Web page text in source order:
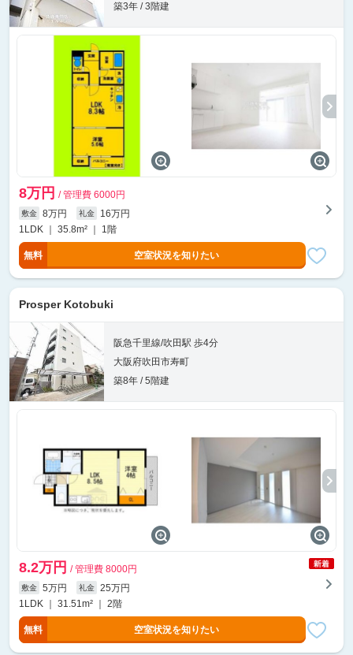
築3年 / 3階建
8万円 / 管理費 6000円
敷金 8万円 礼金
16万円
1LDK ｜ 35.8m² ｜ 1階
無料 空室状況を知りたい
Prosper Kotobuki
阪急千里線/吹田駅 歩4分
大阪府吹田市寿町
築8年 / 5階建
8.2万円 / 管理費 8000円
敷金 5万円 礼金
25万円
1LDK ｜ 31.51m² ｜ 2階
無料 空室状況を知りたい